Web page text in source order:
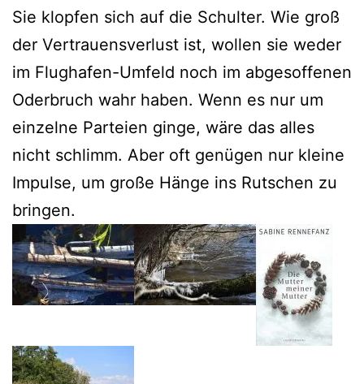
Sie klopfen sich auf die Schulter. Wie groß
der Vertrauensverlust ist, wollen sie weder
im Flughafen-Umfeld noch im abgesoffenen
Oderbruch wahr haben. Wenn es nur um
einzelne Parteien ginge, wäre das alles
nicht schlimm. Aber oft genügen nur kleine
Impulse, um große Hänge ins Rutschen zu
bringen.